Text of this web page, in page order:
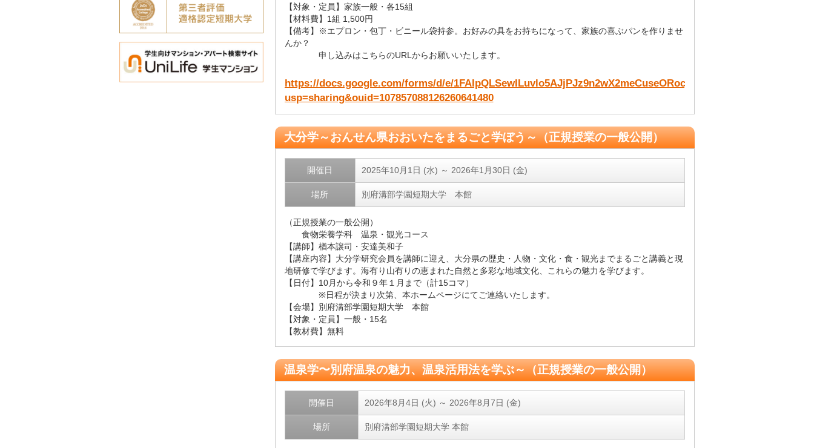
【対象・定員】家族一般・各15組
【材料費】1組 1,500円
【備考】※エプロン・包丁・ビニール袋持参。お好みの具をお持ちになって、家族の喜ぶパンを作りませ
んか？
申し込みはこちらのURLからお願いいたします。
https://docs.google.com/forms/d/e/1FAIpQLSewILuvlo5AJjPJz9n2wX2meCuseORocj8kLFZbE9qiSP5Fxw/
usp=sharing&ouid=107857088126260641480
大分学～おんせん県おおいたをまるごと学ぼう～（正規授業の一般公開）
開催日 2025年10月1日 (水) ～ 2026年1月30日 (金)
場所 別府溝部学園短期大学 本館
（正規授業の一般公開）
食物栄養学科 温泉・観光コース
【講師】楢本譲司・安達美和子
【講座内容】大分学研究会員を講師に迎え、大分県の歴史・人物・文化・食・観光までまるごと講義と現
地研修で学びます。海有り山有りの恵まれた自然と多彩な地域文化、これらの魅力を学びます。
【日付】10月から令和９年１月まで（計15コマ）
※日程が決まり次第、本ホームページにてご連絡いたします。
【会場】別府溝部学園短期大学 本館
【対象・定員】一般・15名
【教材費】無料
温泉学〜別府温泉の魅力、温泉活用法を学ぶ～（正規授業の一般公開）
開催日 2026年8月4日 (火) ～ 2026年8月7日 (金)
場所 別府溝部学園短期大学 本館